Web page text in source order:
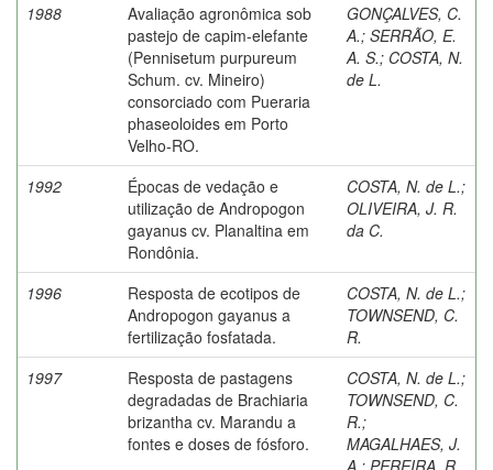
1988
Avaliação agronômica sob
pastejo de capim-elefante
(Pennisetum purpureum
Schum. cv. Mineiro)
consorciado com Pueraria
phaseoloides em Porto
Velho-RO.
GONÇALVES, C.
A.; SERRÃO, E.
A. S.; COSTA, N.
de L.
1992
Épocas de vedação e
utilização de Andropogon
gayanus cv. Planaltina em
Rondônia.
COSTA, N. de L.;
OLIVEIRA, J. R.
da C.
1996
Resposta de ecotipos de
Andropogon gayanus a
fertilização fosfatada.
COSTA, N. de L.;
TOWNSEND, C.
R.
1997
Resposta de pastagens
degradadas de Brachiaria
brizantha cv. Marandu a
fontes e doses de fósforo.
COSTA, N. de L.;
TOWNSEND, C.
R.;
MAGALHAES, J.
A. ; PEREIRA, R.